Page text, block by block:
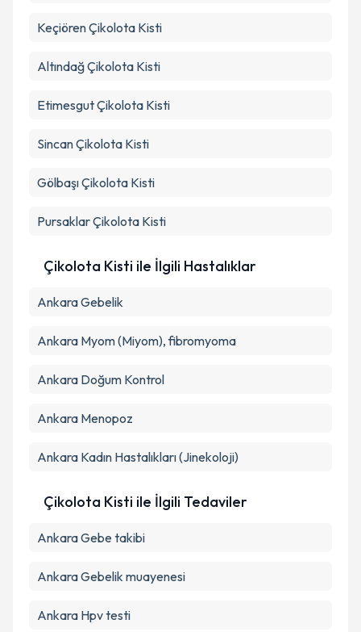
KeçiörenÇikolota Kisti
AltındağÇikolota Kisti
EtimesgutÇikolota Kisti
SincanÇikolota Kisti
GölbaşıÇikolota Kisti
PursaklarÇikolota Kisti
Çikolota Kisti ile İlgili Hastalıklar
Ankara Gebelik
Ankara Myom (Miyom), fibromyoma
Ankara Doğum Kontrol
Ankara Menopoz
Ankara Kadın Hastalıkları (Jinekoloji)
Çikolota Kisti ile İlgili Tedaviler
Ankara Gebe takibi
Ankara Gebelik muayenesi
Ankara Hpv testi